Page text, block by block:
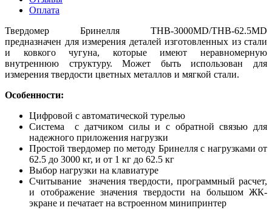
Оплата
Твердомер Бринелля THB-3000MD/THB-62.5MD
предназначен для измерения деталей изготовленных из стали
и ковкого чугуна, которые имеют неравномерную
внутреннюю структуру. Может быть использован для
измерения твердости цветных металлов и мягкой стали.
Особенности:
Цифровой с автоматической турелью
Система с датчиком силы и с обратной связью для
надежного приложения нагрузки
Простой твердомер по методу Бринелля с нагрузками от
62.5 до 3000 кг, и от 1 кг до 62.5 кг
Выбор нагрузки на клавиатуре
Считывание значения твердости, программный расчет,
и отображение значения твердости на большом ЖК-
экране и печатает на встроенном минипринтер